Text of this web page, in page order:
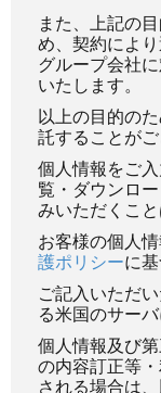
また、上記の
め、契約によ
グループ会社
いたします。
以上の目的の
託することがご
個人情報をご
覧・ダウンロ
みいただくこと
お客様の個人情
護ポリシーに
ご記入いただ
る米国のサー
個人情報及び
の内容訂正等
される場合は